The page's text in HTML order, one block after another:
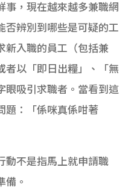
事，現在越來越多兼職網
否辨別到哪些是可疑的工
新入職的員工（包括兼
者以「即日出糧」、「無
眼吸引求職者。當看到這
題：「係咪真係咁著
動不是指馬上就申請職
備。